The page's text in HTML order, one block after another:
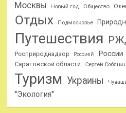
Москвы
Новый год Общество
Отдых Подмосковье
Путешествия
Росприроднадзор
Россией России
Саратовской области Сергей Собянин
Туризм Украины
"Экология"